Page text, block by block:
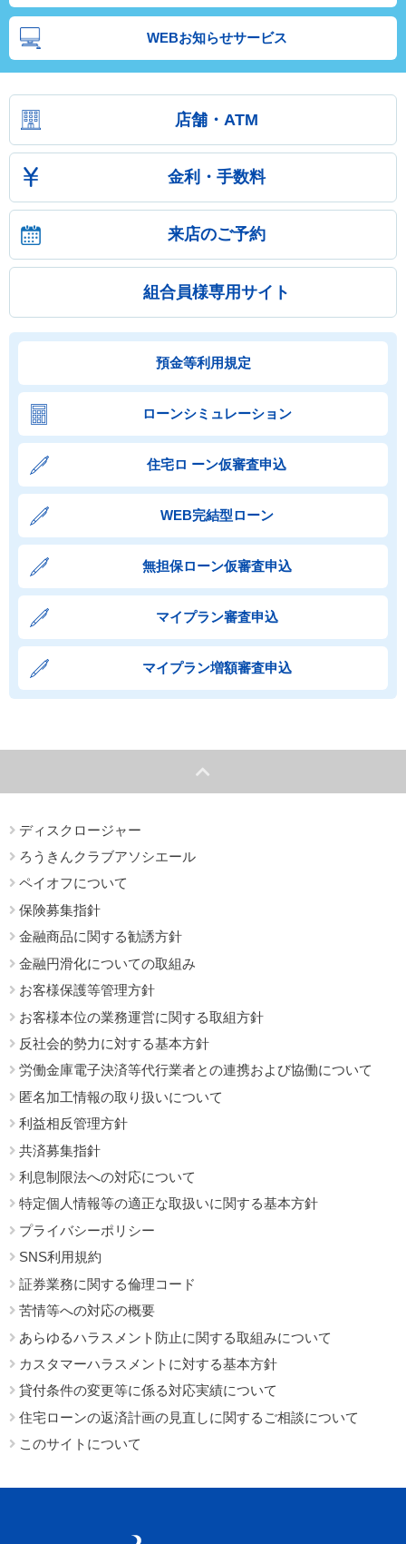
WEBお知らせサービス
店舗・ATM
金利・手数料
来店のご予約
組合員様専用サイト
預金等利用規定
ローンシミュレーション
住宅ロ ーン仮審査申込
WEB完結型ローン
無担保ローン仮審査申込
マイプラン審査申込
マイプラン増額審査申込
ディスクロージャー
ろうきんクラブアソシエール
ペイオフについて
保険募集指針
金融商品に関する勧誘方針
金融円滑化についての取組み
お客様保護等管理方針
お客様本位の業務運営に関する取組方針
反社会的勢力に対する基本方針
労働金庫電子決済等代行業者との連携および協働について
匿名加工情報の取り扱いについて
利益相反管理方針
共済募集指針
利息制限法への対応について
特定個人情報等の適正な取扱いに関する基本方針
プライバシーポリシー
SNS利用規約
証券業務に関する倫理コード
苦情等への対応の概要
あらゆるハラスメント防止に関する取組みについて
カスタマーハラスメントに対する基本方針
貸付条件の変更等に係る対応実績について
住宅ローンの返済計画の見直しに関するご相談について
このサイトについて